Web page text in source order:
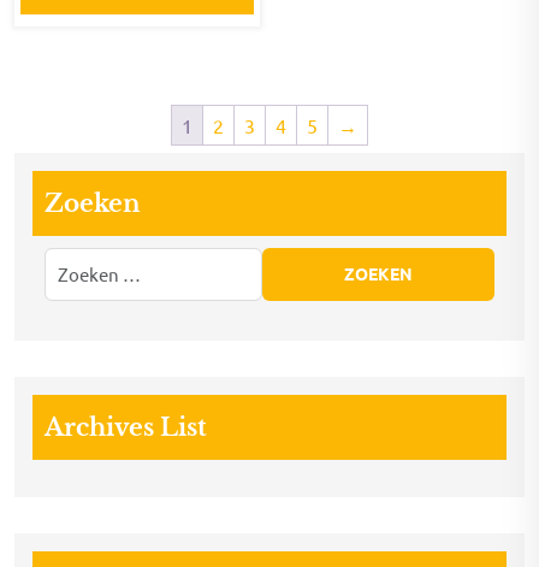
1 2 3 4 5 →
Zoeken
Archives List